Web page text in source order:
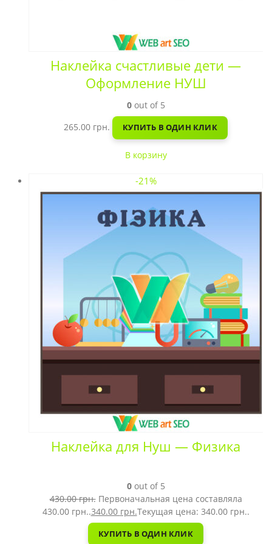
Наклейка счастливые дети —
Оформление НУШ
0out of 5
265.00 грн. КУПИТЬ В ОДИН КЛИК
В корзину
-21%
Наклейка для Нуш — Физика
0out of 5
430.00грн. Первоначальная цена составляла
430.00 грн..340.00 грн.Текущая цена: 340.00 грн..
КУПИТЬ В ОДИН КЛИК